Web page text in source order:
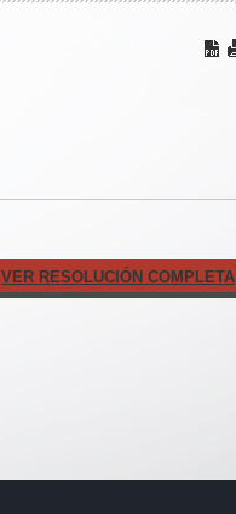
VER RESOLUCIÓN COMPLETA